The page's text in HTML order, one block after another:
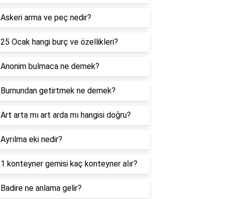
Askeri arma ve peç nedir?
25 Ocak hangi burç ve özellikleri?
Anonim bulmaca ne demek?
Burnundan getirtmek ne demek?
Art arta mı art arda mı hangisi doğru?
Ayrılma eki nedir?
1 konteyner gemisi kaç konteyner alır?
Badire ne anlama gelir?